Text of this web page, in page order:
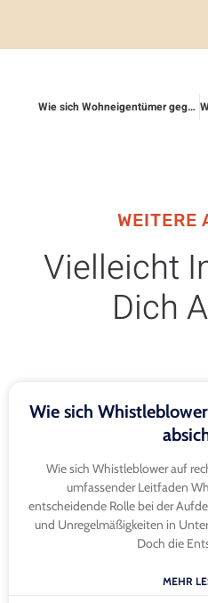
Wie sich Wohneigentümer gegen Bauschäden wehren
WEITERE
Vielleicht
Dich
Wie sich
Wie sich Whistleblower auf
umfassender Leitfaden
entscheidende Rolle bei der
und Unregelmäßigkeiten in
Doch die
MEHR